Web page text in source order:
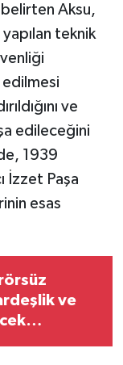
belirten Aksu,
teknik
edilmesi
ve
edileceğini
1939
İzzet Paşa
esas
ve